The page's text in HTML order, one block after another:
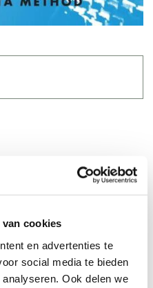
cookies
en advertenties te
social media te bieden
Ook delen we